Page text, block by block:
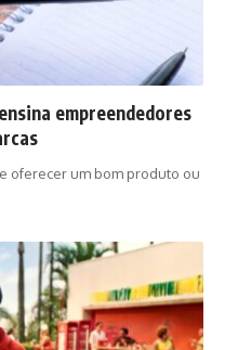
empreendedores
oferecer um bom produto ou